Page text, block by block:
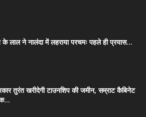
के लाल ने नालंदा में लहराया परचमः पहले ही प्रयास...
तुरंत खरीदेगी टाउनशिप की जमीन, सम्राट कैबिनेट